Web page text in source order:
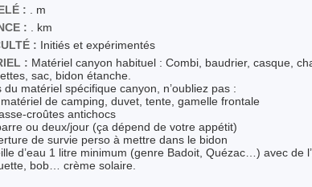
: . m
: . km
: Initiés et expérimentés
: Matériel canyon habituel : Combi, baudrier, casque,
sac, bidon étanche.
du matériel spécifique canyon, n’oubliez pas :
matériel de camping, duvet, tente, gamelle frontale
croûtes antichocs
ou deux/jour (ça dépend de votre appétit)
de survie perso à mettre dans le bidon
d’eau 1 litre minimum (genre Badoit, Quézac…) avec de
bob… crème solaire.